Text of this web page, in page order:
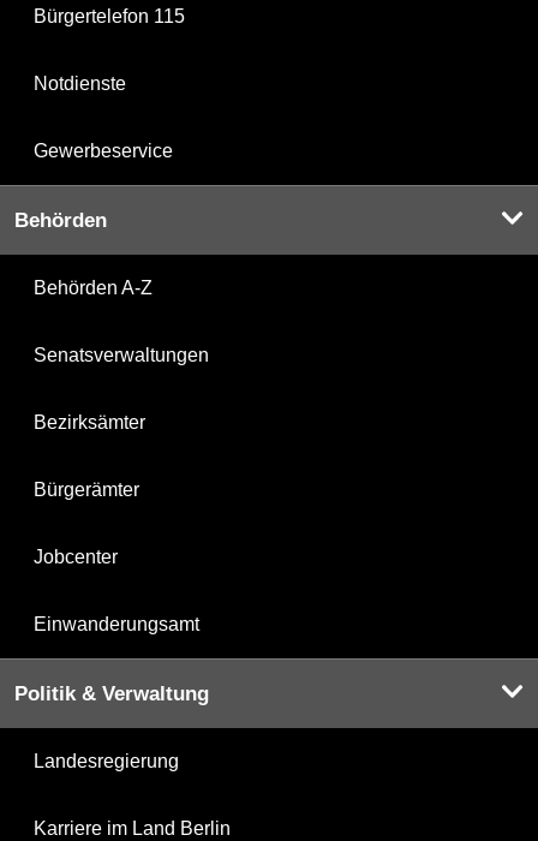
Bürgertelefon 115
Notdienste
Gewerbeservice
Behörden
Behörden A-Z
Senatsverwaltungen
Bezirksämter
Bürgerämter
Jobcenter
Einwanderungsamt
Politik & Verwaltung
Landesregierung
Karriere im Land Berlin